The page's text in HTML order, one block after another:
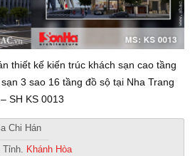
thiết kế kiến trúc khách sạn cao tầng
3 sao 16 tầng đồ sộ tại Nha Trang
– SH KS 0013
Chi Hán
Tỉnh. Khánh Hòa